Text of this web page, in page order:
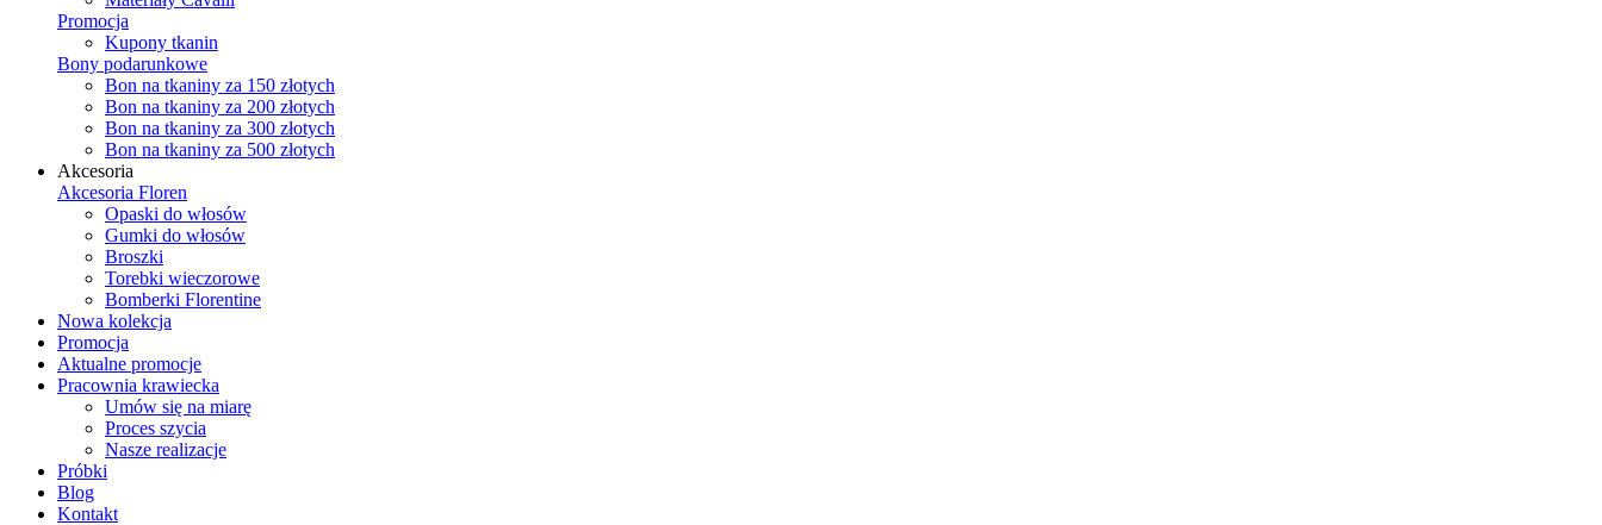
Promocja
Kupony tkanin
Bony podarunkowe
Bon na tkaniny za 150 złotych
Bon na tkaniny za 200 złotych
Bon na tkaniny za 300 złotych
Bon na tkaniny za 500 złotych
Akcesoria
Akcesoria Floren
Opaski do włosów
Gumki do włosów
Broszki
Torebki wieczorowe
Bomberki Florentine
Nowa kolekcja
Promocja
Aktualne promocje
Pracownia krawiecka
Umów się na miarę
Proces szycia
Nasze realizacje
Próbki
Blog
Kontakt